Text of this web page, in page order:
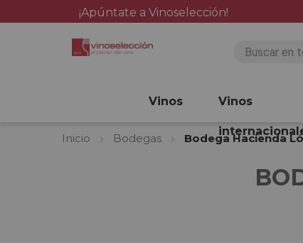
¡Apúntate a Vinoselección!
Vinos Vinos
Inicio Bodegas Bodega Hacienda